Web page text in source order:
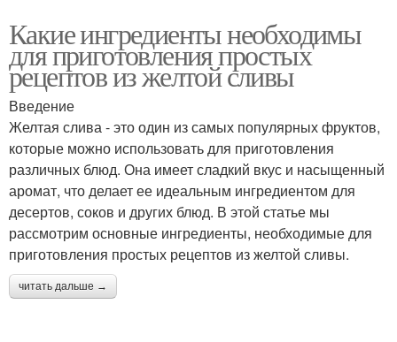
Какие ингредиенты необходимы
для приготовления простых
рецептов из желтой сливы
Введение
Желтая слива - это один из самых популярных фруктов,
которые можно использовать для приготовления
различных блюд. Она имеет сладкий вкус и насыщенный
аромат, что делает ее идеальным ингредиентом для
десертов, соков и других блюд. В этой статье мы
рассмотрим основные ингредиенты, необходимые для
приготовления простых рецептов из желтой сливы.
читать дальше →